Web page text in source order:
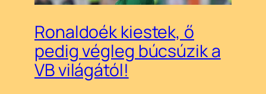
Ronaldoék kiestek, ő
pedig végleg búcsúzik a
VB világától!